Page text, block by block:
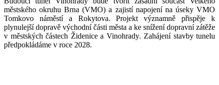
městského okruhu Brna (VMO) a zajistí napojení na úseky VMO
Tomkovo náměstí a Rokytova. Projekt významně přispěje k
plynulejší dopravě východní části města a ke snížení dopravní zátěže
v městských částech Židenice a Vinohrady. Zahájení stavby tunelu
předpokládáme v roce 2028.